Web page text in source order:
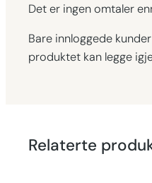
Det er ingen omtaler
Bare innloggede
produktet kan legge
Relaterte